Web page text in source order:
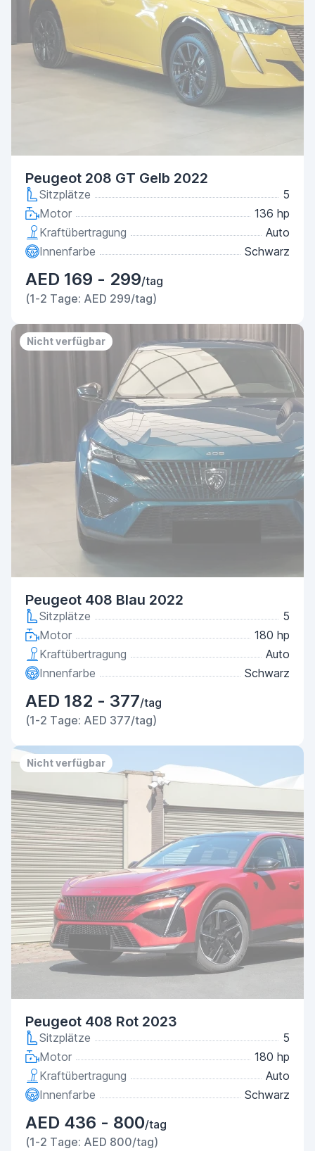
Peugeot 208 GT Gelb 2022
Sitzplätze
5
Motor
136 hp
Kraftübertragung
Auto
Innenfarbe
Schwarz
AED 169 - 299/tag
(1-2 Tage: AED 299/tag)
Nicht verfügbar
Peugeot 408 Blau 2022
Sitzplätze
5
Motor
180 hp
Kraftübertragung
Auto
Innenfarbe
Schwarz
AED 182 - 377/tag
(1-2 Tage: AED 377/tag)
Nicht verfügbar
Peugeot 408 Rot 2023
Sitzplätze
5
Motor
180 hp
Kraftübertragung
Auto
Innenfarbe
Schwarz
AED 436 - 800/tag
(1-2 Tage: AED 800/tag)